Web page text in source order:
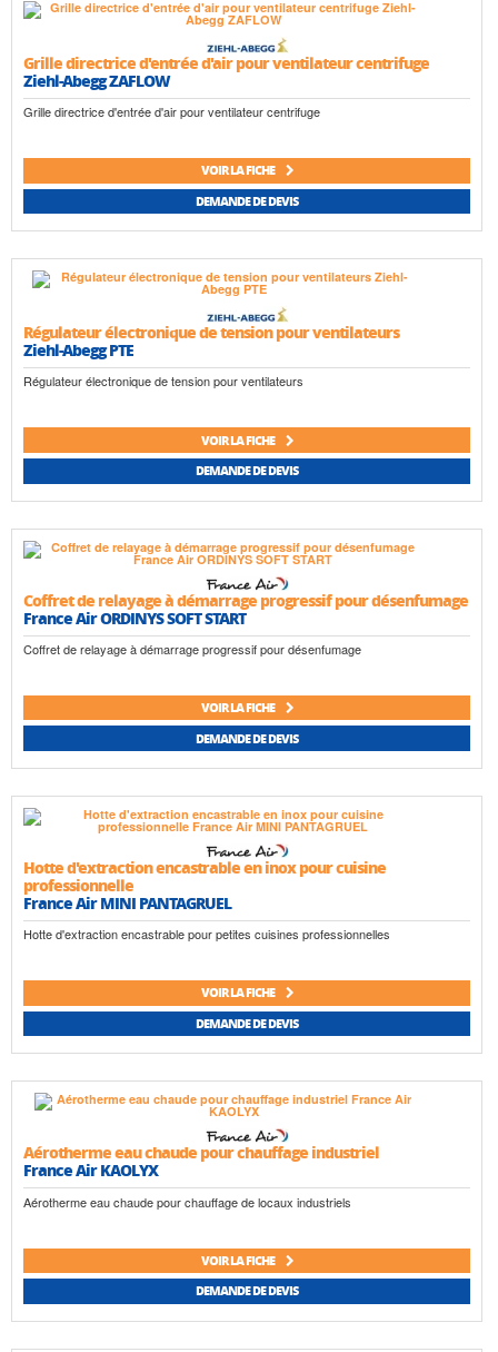
Grille directrice d'entrée d'air pour ventilateur centrifuge
Ziehl-Abegg ZAFLOW
Grille directrice d'entrée d'air pour ventilateur centrifuge
VOIR LA FICHE
DEMANDE DE DEVIS
Régulateur électronique de tension pour ventilateurs
Ziehl-Abegg PTE
Régulateur électronique de tension pour ventilateurs
VOIR LA FICHE
DEMANDE DE DEVIS
Coffret de relayage à démarrage progressif pour désenfumage
France Air ORDINYS SOFT START
Coffret de relayage à démarrage progressif pour désenfumage
VOIR LA FICHE
DEMANDE DE DEVIS
Hotte d'extraction encastrable en inox pour cuisine
professionnelle
France Air MINI PANTAGRUEL
Hotte d'extraction encastrable pour petites cuisines professionnelles
VOIR LA FICHE
DEMANDE DE DEVIS
Aérotherme eau chaude pour chauffage industriel
France Air KAOLYX
Aérotherme eau chaude pour chauffage de locaux industriels
VOIR LA FICHE
DEMANDE DE DEVIS